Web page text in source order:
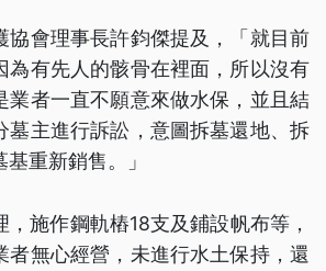
協會理事長許鈞傑提及，「就目前
為有先人的骸骨在裡面，所以沒有
業者一直不願意來做水保，並且結
墓主進行訴訟，意圖拆墓還地、拆
重新銷售。」
施作鋼軌樁18支及鋪設帆布等，
者無心經營，未進行水土保持，還